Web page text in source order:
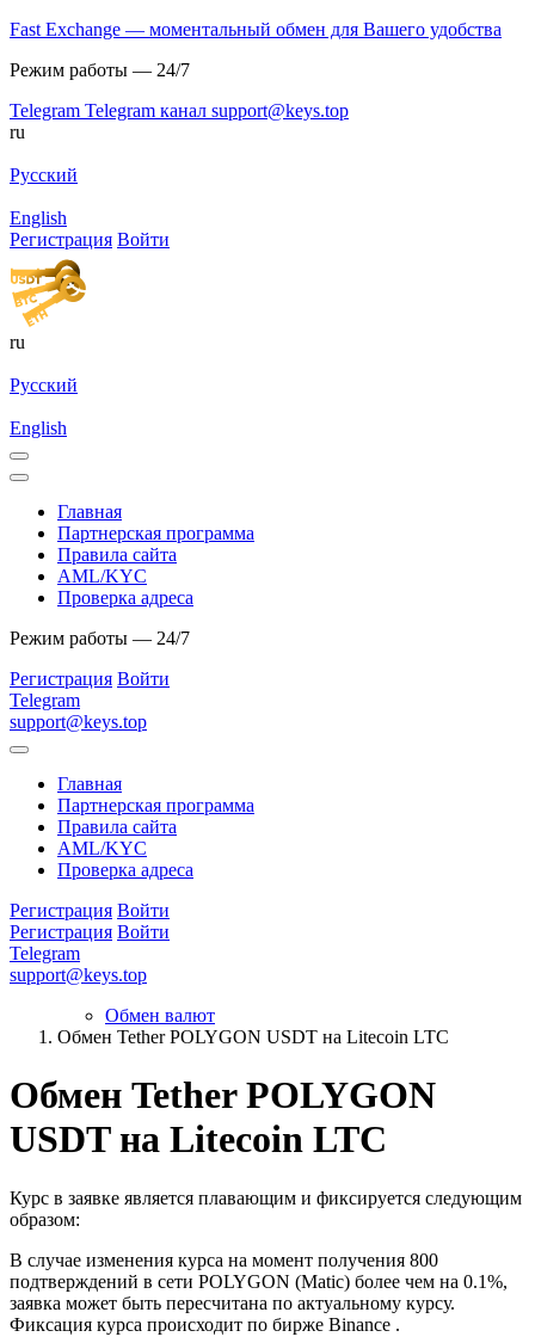
Fast Exchange — моментальный обмен для Вашего удобства
Режим работы — 24/7
Telegram Telegram канал support@keys.top
ru
Русский
English
Регистрация Войти
ru
Русский
English
Главная
Партнерская программа
Правила сайта
AML/KYC
Проверка адреса
Режим работы — 24/7
Регистрация Войти
Telegram
support@keys.top
Главная
Партнерская программа
Правила сайта
AML/KYC
Проверка адреса
Регистрация Войти
Регистрация Войти
Telegram
support@keys.top
Обмен валют
Обмен Tether POLYGON USDT на Litecoin LTC
Обмен Tether POLYGON
USDT на Litecoin LTC
Курс в заявке является плавающим и фиксируется следующим
образом:
В случае изменения курса на момент получения 800
подтверждений в сети POLYGON (Matic) более чем на 0.1%,
заявка может быть пересчитана по актуальному курсу.
Фиксация курса происходит по бирже Binance .